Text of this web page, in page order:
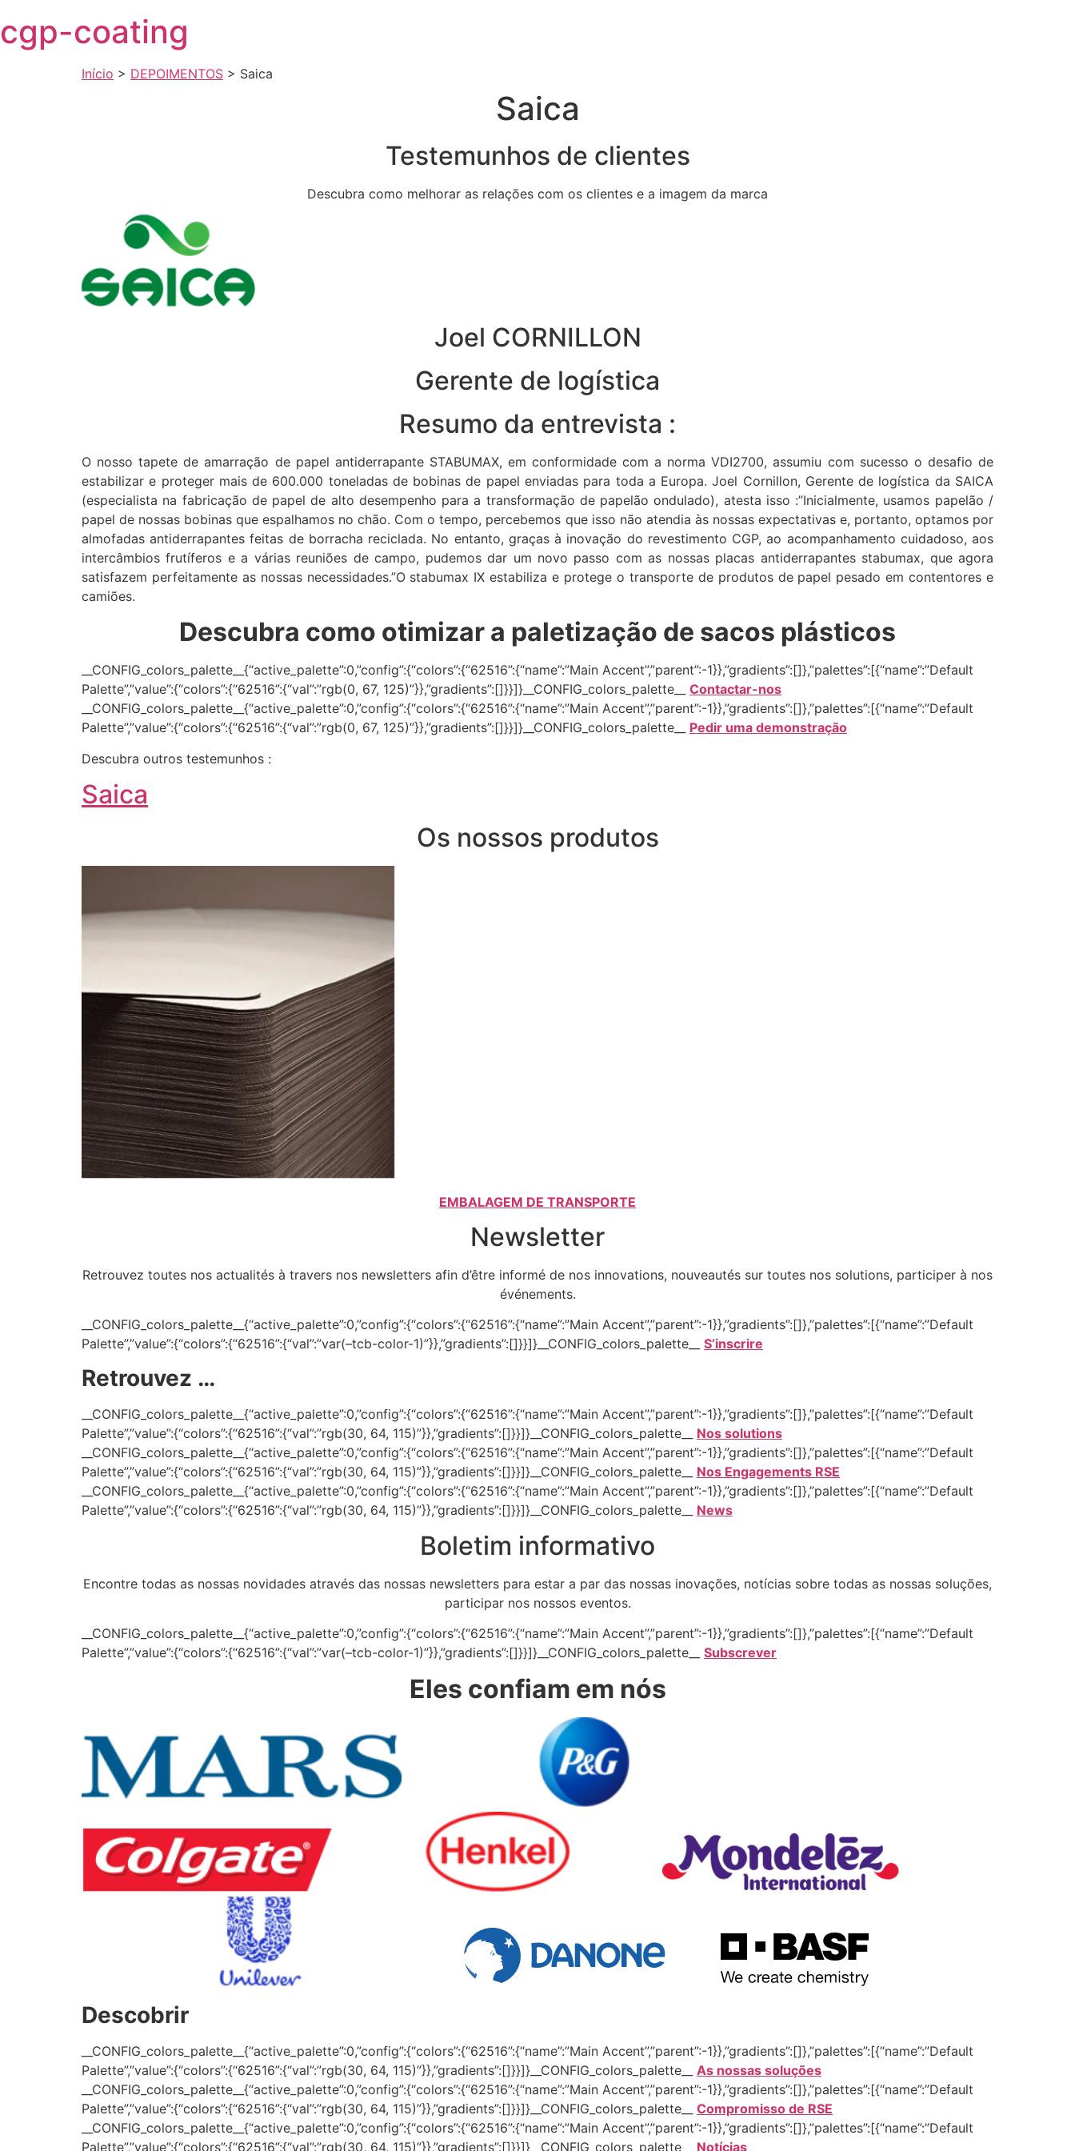
to
content
cgp-coating
Início > DEPOIMENTOS > Saica
Saica
Testemunhos de clientes
Descubra como melhorar as relações com os clientes e a imagem da marca
Joel CORNILLON
Gerente de logística
Resumo da entrevista :
O nosso tapete de amarração de papel antiderrapante STABUMAX, em conformidade com a norma VDI2700, assumiu com sucesso o desafio de
estabilizar e proteger mais de 600.000 toneladas de bobinas de papel enviadas para toda a Europa. Joel Cornillon, Gerente de logística da SAICA
(especialista na fabricação de papel de alto desempenho para a transformação de papelão ondulado), atesta isso :”Inicialmente, usamos papelão /
papel de nossas bobinas que espalhamos no chão. Com o tempo, percebemos que isso não atendia às nossas expectativas e, portanto, optamos por
almofadas antiderrapantes feitas de borracha reciclada. No entanto, graças à inovação do revestimento CGP, ao acompanhamento cuidadoso, aos
intercâmbios frutíferos e a várias reuniões de campo, pudemos dar um novo passo com as nossas placas antiderrapantes stabumax, que agora
satisfazem perfeitamente as nossas necessidades.”O stabumax IX estabiliza e protege o transporte de produtos de papel pesado em contentores e
camiões.
Descubra como otimizar a paletização de sacos plásticos
__CONFIG_colors_palette__{“active_palette”:0,”config”:{“colors”:{“62516”:{“name”:”Main Accent”,”parent”:-1}},”gradients”:[]},”palettes”:[{“name”:”Default
Palette”,”value”:{“colors”:{“62516”:{“val”:”rgb(0, 67, 125)”}},”gradients”:[]}}]}__CONFIG_colors_palette__ Contactar-nos
__CONFIG_colors_palette__{“active_palette”:0,”config”:{“colors”:{“62516”:{“name”:”Main Accent”,”parent”:-1}},”gradients”:[]},”palettes”:[{“name”:”Default
Palette”,”value”:{“colors”:{“62516”:{“val”:”rgb(0, 67, 125)”}},”gradients”:[]}}]}__CONFIG_colors_palette__ Pedir uma demonstração
Descubra outros testemunhos :
Saica
Os nossos produtos
EMBALAGEM DE TRANSPORTE
Newsletter
Retrouvez toutes nos actualités à travers nos newsletters afin d’être informé de nos innovations, nouveautés sur toutes nos solutions, participer à nos
événements.
__CONFIG_colors_palette__{“active_palette”:0,”config”:{“colors”:{“62516”:{“name”:”Main Accent”,”parent”:-1}},”gradients”:[]},”palettes”:[{“name”:”Default
Palette”,”value”:{“colors”:{“62516”:{“val”:”var(–tcb-color-1)”}},”gradients”:[]}}]}__CONFIG_colors_palette__ S’inscrire
Retrouvez …
__CONFIG_colors_palette__{“active_palette”:0,”config”:{“colors”:{“62516”:{“name”:”Main Accent”,”parent”:-1}},”gradients”:[]},”palettes”:[{“name”:”Default
Palette”,”value”:{“colors”:{“62516”:{“val”:”rgb(30, 64, 115)”}},”gradients”:[]}}]}__CONFIG_colors_palette__ Nos solutions
__CONFIG_colors_palette__{“active_palette”:0,”config”:{“colors”:{“62516”:{“name”:”Main Accent”,”parent”:-1}},”gradients”:[]},”palettes”:[{“name”:”Default
Palette”,”value”:{“colors”:{“62516”:{“val”:”rgb(30, 64, 115)”}},”gradients”:[]}}]}__CONFIG_colors_palette__ Nos Engagements RSE
__CONFIG_colors_palette__{“active_palette”:0,”config”:{“colors”:{“62516”:{“name”:”Main Accent”,”parent”:-1}},”gradients”:[]},”palettes”:[{“name”:”Default
Palette”,”value”:{“colors”:{“62516”:{“val”:”rgb(30, 64, 115)”}},”gradients”:[]}}]}__CONFIG_colors_palette__ News
Boletim informativo
Encontre todas as nossas novidades através das nossas newsletters para estar a par das nossas inovações, notícias sobre todas as nossas soluções,
participar nos nossos eventos.
__CONFIG_colors_palette__{“active_palette”:0,”config”:{“colors”:{“62516”:{“name”:”Main Accent”,”parent”:-1}},”gradients”:[]},”palettes”:[{“name”:”Default
Palette”,”value”:{“colors”:{“62516”:{“val”:”var(–tcb-color-1)”}},”gradients”:[]}}]}__CONFIG_colors_palette__ Subscrever
Eles confiam em nós
Descobrir
__CONFIG_colors_palette__{“active_palette”:0,”config”:{“colors”:{“62516”:{“name”:”Main Accent”,”parent”:-1}},”gradients”:[]},”palettes”:[{“name”:”Default
Palette”,”value”:{“colors”:{“62516”:{“val”:”rgb(30, 64, 115)”}},”gradients”:[]}}]}__CONFIG_colors_palette__ As nossas soluções
__CONFIG_colors_palette__{“active_palette”:0,”config”:{“colors”:{“62516”:{“name”:”Main Accent”,”parent”:-1}},”gradients”:[]},”palettes”:[{“name”:”Default
Palette”,”value”:{“colors”:{“62516”:{“val”:”rgb(30, 64, 115)”}},”gradients”:[]}}]}__CONFIG_colors_palette__ Compromisso de RSE
__CONFIG_colors_palette__{“active_palette”:0,”config”:{“colors”:{“62516”:{“name”:”Main Accent”,”parent”:-1}},”gradients”:[]},”palettes”:[{“name”:”Default
Palette”,”value”:{“colors”:{“62516”:{“val”:”rgb(30, 64, 115)”}},”gradients”:[]}}]}__CONFIG_colors_palette__ Notícias